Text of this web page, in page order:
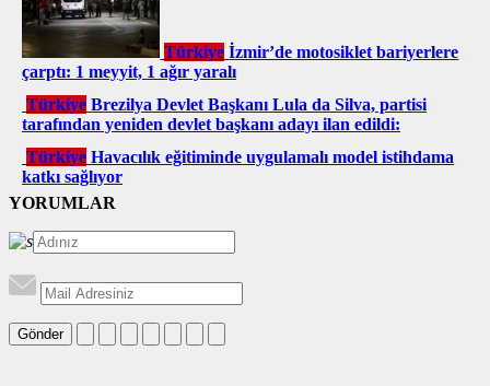
Türkiye İzmir’de motosiklet bariyerlere
çarptı: 1 meyyit, 1 ağır yaralı
Türkiye Brezilya Devlet Başkanı Lula da Silva, partisi
tarafından yeniden devlet başkanı adayı ilan edildi:
Türkiye Havacılık eğitiminde uygulamalı model istihdama
katkı sağlıyor
YORUMLAR
Gönder